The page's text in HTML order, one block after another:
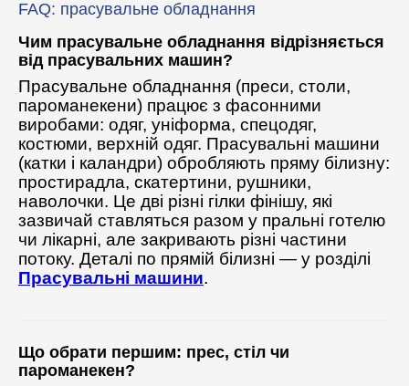
FAQ: прасувальне обладнання
Чим прасувальне обладнання відрізняється
від прасувальних машин?
Прасувальне обладнання (преси, столи,
пароманекени) працює з фасонними
виробами: одяг, уніформа, спецодяг,
костюми, верхній одяг. Прасувальні машини
(катки і каландри) обробляють пряму білизну:
простирадла, скатертини, рушники,
наволочки. Це дві різні гілки фінішу, які
зазвичай ставляться разом у пральні готелю
чи лікарні, але закривають різні частини
потоку. Деталі по прямій білизні — у розділі
Прасувальні машини.
Що обрати першим: прес, стіл чи
пароманекен?